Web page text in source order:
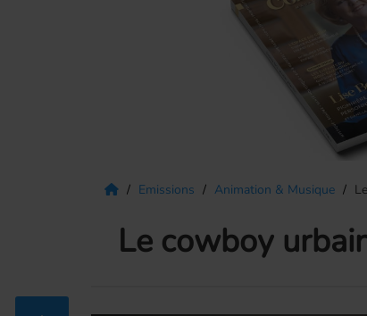
Emissions Animation & Musique
Le cowboy